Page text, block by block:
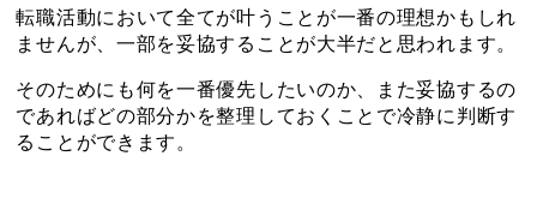
転職活動において全てが叶うことが一番の理想かもしれ
ませんが、一部を妥協することが大半だと思われます。
そのためにも何を一番優先したいのか、また妥協するの
であればどの部分かを整理しておくことで冷静に判断す
ることができます。